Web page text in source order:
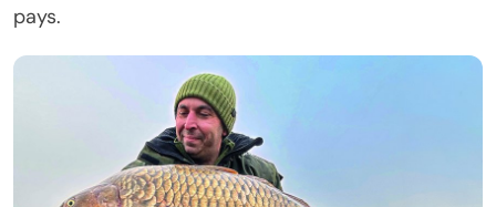
pays.